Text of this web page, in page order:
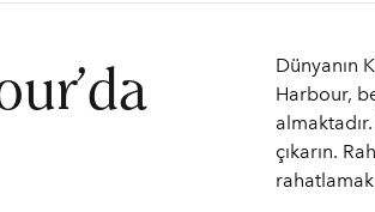
Dünyanın
Harbour,
çıkarın.
rahatlamak